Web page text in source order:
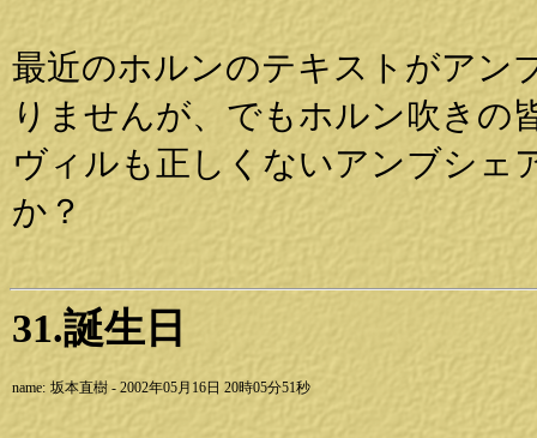
最近のホルンのテキストがアン
りませんが、でもホルン吹きの
ヴィルも正しくないアンブシェ
か？
31.誕生日
name: 坂本直樹 - 2002年05月16日 20時05分51秒